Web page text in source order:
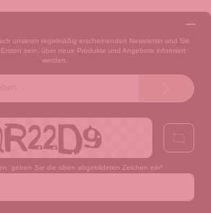
unseren regelmäßig erscheinenden Newsletter und Sie
sein, über neue Produkte und Angebote informiert
werden.
geben Sie die oben abgebildeten Zeichen ein*